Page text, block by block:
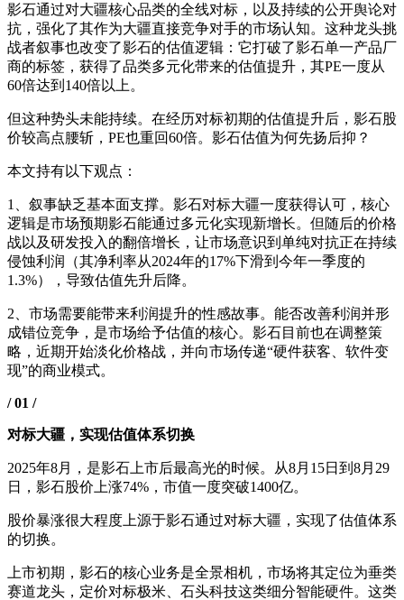
影石通过对大疆核心品类的全线对标，以及持续的公开舆论对
抗，强化了其作为大疆直接竞争对手的市场认知。这种龙头挑
战者叙事也改变了影石的估值逻辑：它打破了影石单一产品厂
商的标签，获得了品类多元化带来的估值提升，其PE一度从
60倍达到140倍以上。
但这种势头未能持续。在经历对标初期的估值提升后，影石股
价较高点腰斩，PE也重回60倍。影石估值为何先扬后抑？
本文持有以下观点：
1、叙事缺乏基本面支撑。影石对标大疆一度获得认可，核心
逻辑是市场预期影石能通过多元化实现新增长。但随后的价格
战以及研发投入的翻倍增长，让市场意识到单纯对抗正在持续
侵蚀利润（其净利率从2024年的17%下滑到今年一季度的
1.3%），导致估值先升后降。
2、市场需要能带来利润提升的性感故事。能否改善利润并形
成错位竞争，是市场给予估值的核心。影石目前也在调整策
略，近期开始淡化价格战，并向市场传递“硬件获客、软件变
现”的商业模式。
/ 01 /
对标大疆，实现估值体系切换
2025年8月，是影石上市后最高光的时候。从8月15日到8月29
日，影石股价上涨74%，市值一度突破1400亿。
股价暴涨很大程度上源于影石通过对标大疆，实现了估值体系
的切换。
上市初期，影石的核心业务是全景相机，市场将其定位为垂类
赛道龙头，定价对标极米、石头科技这类细分智能硬件。这类